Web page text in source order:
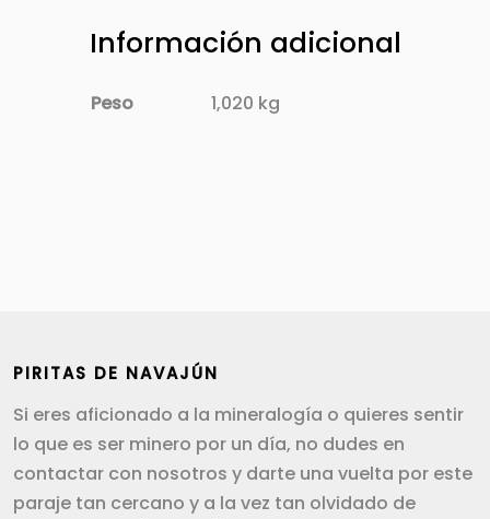
Información adicional
Peso 1,020 kg
PIRITAS DE NAVAJÚN
Si eres aficionado a la mineralogía o quieres sentir
lo que es ser minero por un día, no dudes en
contactar con nosotros y darte una vuelta por este
paraje tan cercano y a la vez tan olvidado de